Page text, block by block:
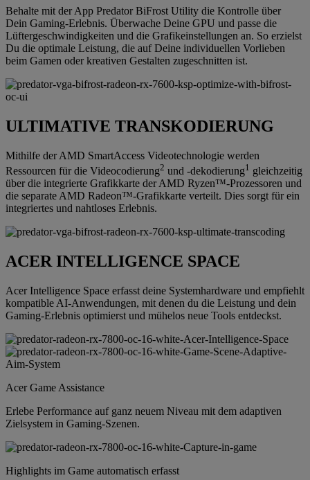
Behalte mit der App Predator BiFrost Utility die Kontrolle über
Dein Gaming-Erlebnis. Überwache Deine GPU und passe die
Lüftergeschwindigkeiten und die Grafikeinstellungen an. So erzielst
Du die optimale Leistung, die auf Deine individuellen Vorlieben
beim Gamen oder kreativen Gestalten zugeschnitten ist.
ULTIMATIVE TRANSKODIERUNG
Mithilfe der AMD SmartAccess Videotechnologie werden
Ressourcen für die Videocodierung2 und -dekodierung1 gleichzeitig
über die integrierte Grafikkarte der AMD Ryzen™-Prozessoren und
die separate AMD Radeon™-Grafikkarte verteilt. Dies sorgt für ein
integriertes und nahtloses Erlebnis.
ACER INTELLIGENCE SPACE
Acer Intelligence Space erfasst deine Systemhardware und empfiehlt
kompatible AI-Anwendungen, mit denen du die Leistung und dein
Gaming-Erlebnis optimierst und mühelos neue Tools entdeckst.
Acer Game Assistance
Erlebe Performance auf ganz neuem Niveau mit dem adaptiven
Zielsystem in Gaming-Szenen.
Highlights im Game automatisch erfasst